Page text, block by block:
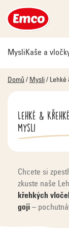
na
obsah
MysliKaše a
Domů / Mysli / Lehké
Lehké & Křehké
mysli
Chcete si
zkuste naše
křehkých
goji –